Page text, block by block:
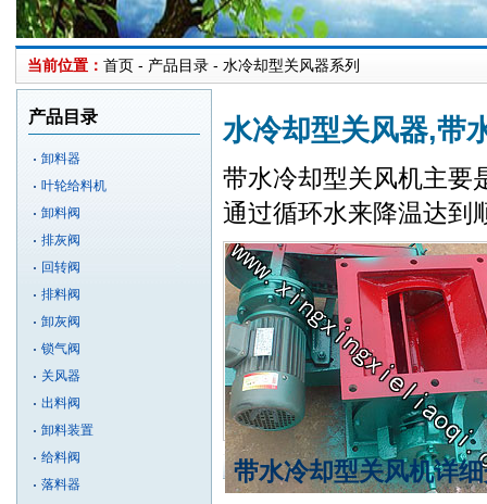
当前位置： 首页 - 产品目录 - 水冷却型关风器系列
产品目录
卸料器
叶轮给料机
卸料阀
排灰阀
回转阀
排料阀
卸灰阀
锁气阀
关风器
出料阀
卸料装置
给料阀
落料器
水冷却型关风器,带
带水冷却型关风机主要
通过循环水来降温达到
带水冷却型关风机详